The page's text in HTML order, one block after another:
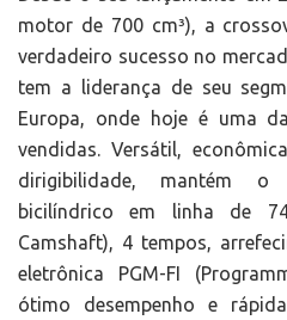
motor de 700 cm³), a
verdadeiro sucesso no
tem a liderança de seu
Europa, onde hoje é uma
vendidas. Versátil,
dirigibilidade, mantém
bicilíndrico em linha de
Camshaft), 4 tempos,
eletrônica PGM-FI
ótimo desempenho e